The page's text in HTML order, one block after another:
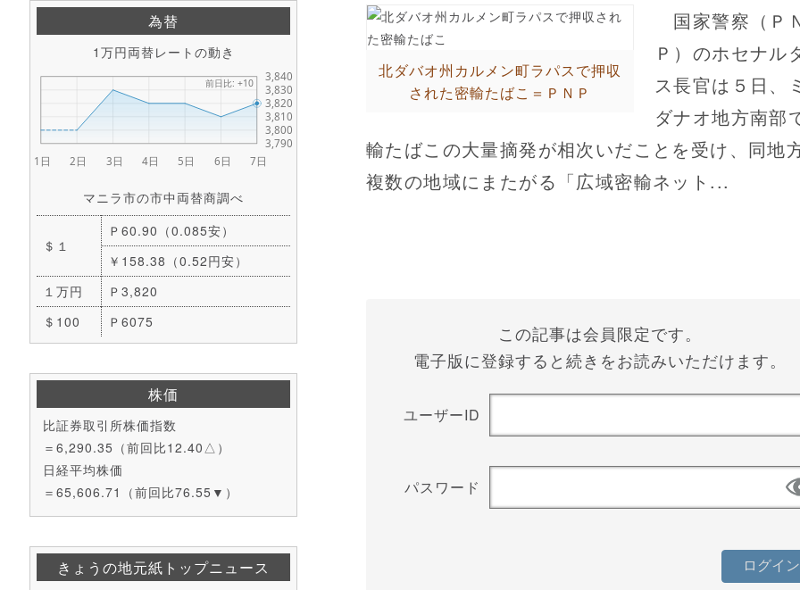
為替
1万円両替レートの動き
マニラ市の市中両替商調べ
＄１
Ｐ60.90（0.085安）
￥158.38（0.52円安）
１万円
Ｐ3,820
＄100
Ｐ6075
株価
比証券取引所株価指数
＝6,290.35（前回比12.40△）
日経平均株価
＝65,606.71（前回比76.55▼）
きょうの地元紙トップニュース
北ダバオ州カルメン町ラパスで押収
された密輸たばこ＝ＰＮＰ
国家警察（Ｐ
Ｐ）のホセナル
ス長官は５日、
ダナオ地方南部
輸たばこの大量摘発が相次いだことを受け、同地
複数の地域にまたがる「広域密輸ネット...
この記事は会員限定です。
電子版に登録すると続きをお読みいただけます。
ユーザーID
パスワード